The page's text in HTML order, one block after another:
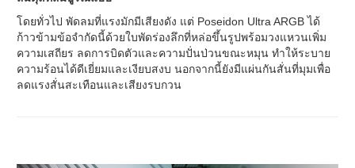
โดยทั่วไป พัดลมที่แรงมักมีเสียงดัง แต่ Poseidon Ultra ARGB ได้
ก้าวข้ามข้อจำกัดนี้ด้วยใบพัดร่องลึกที่หล่อขึ้นรูปพร้อมวงแหวนเพิ่ม
ความเสถียร ลดการบิดตัวและความปั่นป่วนขณะหมุน ทำให้ระบาย
ความร้อนได้ดีเยี่ยมและเงียบสงบ นอกจากนี้ยังมีแผ่นกันสั่นที่มุมเพื่อ
ลดแรงสั่นสะเทือนและเสียงรบกวน